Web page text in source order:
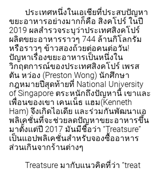
ขยะอาหารอย่างมากก็คือ สิงคโปร์ ในปี
2019 ผลสำรวจระบุว่าประเทศสิงคโปร์
ผลิตขยะอาหารราวๆ 744 ล้านกิโลกรัม
หรือราวๆ ข้าวสองถ้วยต่อคนต่อวัน!
ปัญหาเรื่องขยะอาหารเป็นหนึ่งใน
วิกฤตการณ์ของประเทศสิงคโปร์ เพรส
ตัน หว่อง (Preston Wong) นักศึกษา
กฎหมายปีสุดท้ายที่ National University
of Singapore ตระหนักถึงปัญหานี้ เขาและ
เพื่อนของเขา เคนเน็ธ แฮม(Kenneth
Ham) จึงเกิดไอเดีย และร่วมกันพัฒนาแอ
พลิเคชั่นที่จะช่วยลดปัญหาขยะอาหารขึ้น
มาตั้งแต่ปี 2017 มันมีชื่อว่า “Treatsure”
เป็นแอปพลิเคชั่นสำหรับจองซื้ออาหาร
ส่วนเกินจากร้านต่างๆ